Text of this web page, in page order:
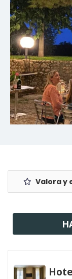
Valora y